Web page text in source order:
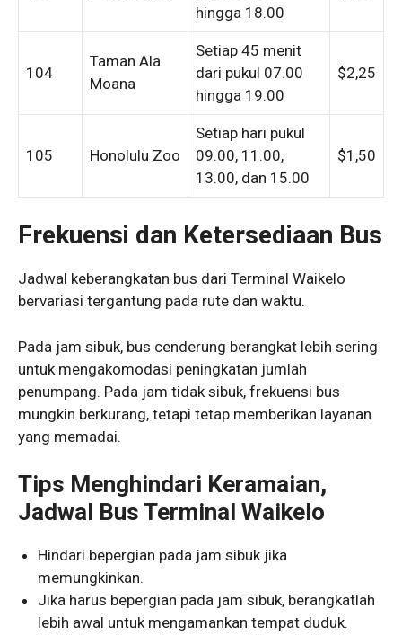
hingga 18.00
104
Taman Ala
Moana
Setiap 45 menit
dari pukul 07.00
hingga 19.00
$2,25
105 Honolulu Zoo
Setiap hari pukul
09.00, 11.00,
13.00, dan 15.00
$1,50
Frekuensi dan Ketersediaan Bus
Jadwal keberangkatan bus dari Terminal Waikelo
bervariasi tergantung pada rute dan waktu.
Pada jam sibuk, bus cenderung berangkat lebih sering
untuk mengakomodasi peningkatan jumlah
penumpang. Pada jam tidak sibuk, frekuensi bus
mungkin berkurang, tetapi tetap memberikan layanan
yang memadai.
Tips Menghindari Keramaian,
Jadwal Bus Terminal Waikelo
Hindari bepergian pada jam sibuk jika
memungkinkan.
Jika harus bepergian pada jam sibuk, berangkatlah
lebih awal untuk mengamankan tempat duduk.